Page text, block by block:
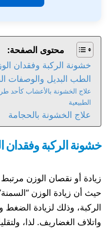
محتوى الصفحة:
خشونة الركبة وفقدان
الطب البديل والوصفات
علاج الخشونة بالأعشاب كأحد
الطبيعية
علاج الخشونة بالحجامة
خشونة الركبة وفقدان
زيادة أو نقصان الوزن
حيث أن زيادة الوزن
الركبة، وذلك لزيادة
واتلاف الغضاريف. لذا،